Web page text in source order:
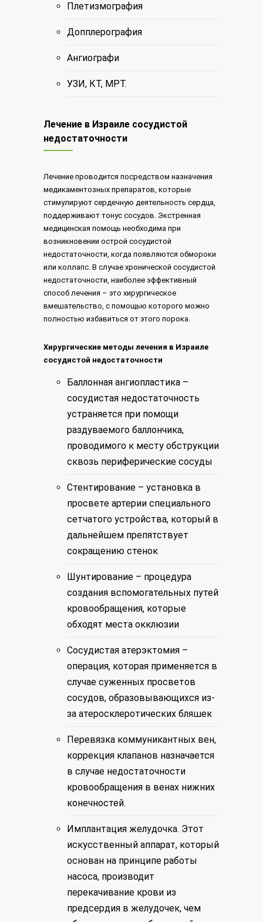
Плетизмография
Допплерография
Ангиографи
УЗИ, КТ, МРТ.
Лечение в Израиле сосудистой
недостаточности
Лечение проводится посредством назначения
медикаментозных препаратов, которые
стимулируют сердечную деятельность сердца,
поддерживают тонус сосудов. Экстренная
медицинская помощь необходима при
возникновении острой сосудистой
недостаточности, когда появляются обмороки
или коллапс. В случае хронической сосудистой
недостаточности, наиболее эффективный
способ лечения – это хирургическое
вмешательство, с помощью которого можно
полностью избавиться от этого порока.
Хирургические методы лечения в Израиле
сосудистой недостаточности
Баллонная ангиопластика –
сосудистая недостаточность
устраняется при помощи
раздуваемого баллончика,
проводимого к месту обструкции
сквозь периферические сосуды
Стентирование – установка в
просвете артерии специального
сетчатого устройства, который в
дальнейшем препятствует
сокращению стенок
Шунтирование – процедура
создания вспомогательных путей
кровообращения, которые
обходят места окклюзии
Сосудистая атерэктомия –
операция, которая применяется в
случае суженных просветов
сосудов, образовывающихся из-
за атеросклеротических бляшек
Перевязка коммуникантных вен,
коррекция клапанов назначается
в случае недостаточности
кровообращения в венах нижних
конечностей.
Имплантация желудочка. Этот
искусственный аппарат, который
основан на принципе работы
насоса, производит
перекачивание крови из
предсердия в желудочек, чем